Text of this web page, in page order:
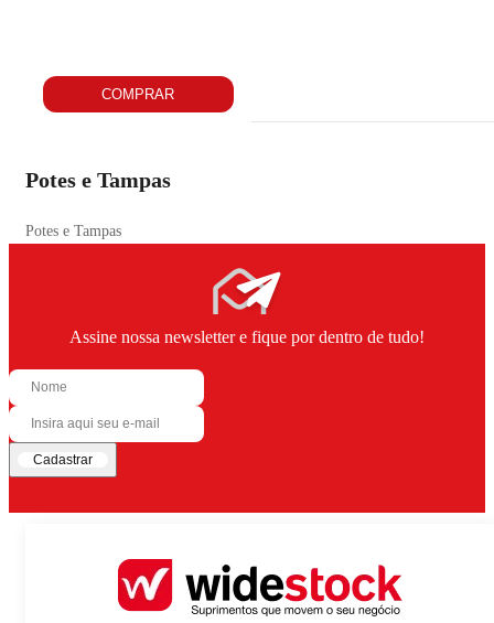
COMPRAR
Potes e Tampas
Potes e Tampas
Assine nossa newsletter e fique por dentro de tudo!
Cadastrar